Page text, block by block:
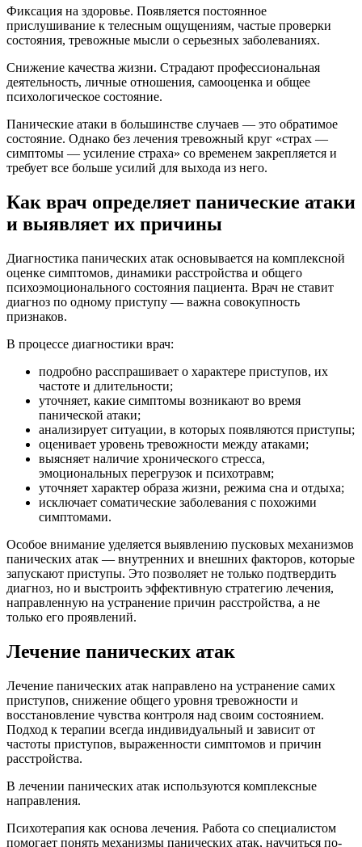
Фиксация на здоровье. Появляется постоянное
прислушивание к телесным ощущениям, частые проверки
состояния, тревожные мысли о серьезных заболеваниях.
Снижение качества жизни. Страдают профессиональная
деятельность, личные отношения, самооценка и общее
психологическое состояние.
Панические атаки в большинстве случаев — это обратимое
состояние. Однако без лечения тревожный круг «страх —
симптомы — усиление страха» со временем закрепляется и
требует все больше усилий для выхода из него.
Как врач определяет панические атаки
и выявляет их причины
Диагностика панических атак основывается на комплексной
оценке симптомов, динамики расстройства и общего
психоэмоционального состояния пациента. Врач не ставит
диагноз по одному приступу — важна совокупность
признаков.
В процессе диагностики врач:
подробно расспрашивает о характере приступов, их
частоте и длительности;
уточняет, какие симптомы возникают во время
панической атаки;
анализирует ситуации, в которых появляются приступы;
оценивает уровень тревожности между атаками;
выясняет наличие хронического стресса,
эмоциональных перегрузок и психотравм;
уточняет характер образа жизни, режима сна и отдыха;
исключает соматические заболевания с похожими
симптомами.
Особое внимание уделяется выявлению пусковых механизмов
панических атак — внутренних и внешних факторов, которые
запускают приступы. Это позволяет не только подтвердить
диагноз, но и выстроить эффективную стратегию лечения,
направленную на устранение причин расстройства, а не
только его проявлений.
Лечение панических атак
Лечение панических атак направлено на устранение самих
приступов, снижение общего уровня тревожности и
восстановление чувства контроля над своим состоянием.
Подход к терапии всегда индивидуальный и зависит от
частоты приступов, выраженности симптомов и причин
расстройства.
В лечении панических атак используются комплексные
направления.
Психотерапия как основа лечения. Работа со специалистом
помогает понять механизмы панических атак, научиться по-